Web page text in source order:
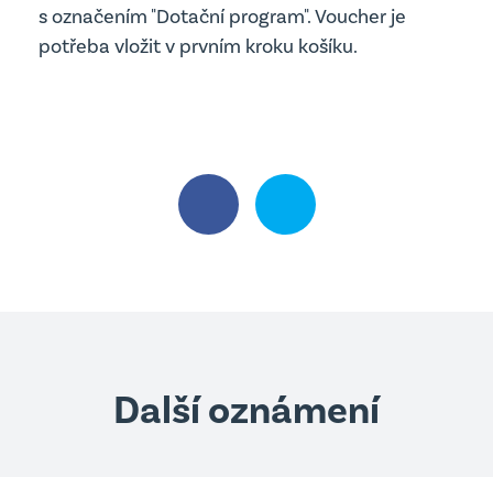
s označením "Dotační program". Voucher je
potřeba vložit v prvním kroku košíku.
Další oznámení